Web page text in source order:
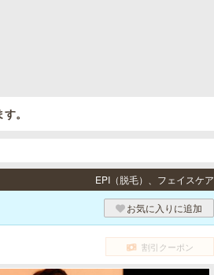
。
EPI（脱毛）、フェイスケア
お気に入りに追加
割引クーポン